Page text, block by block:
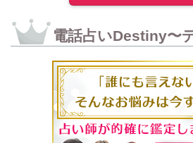
電話占いDestiny〜